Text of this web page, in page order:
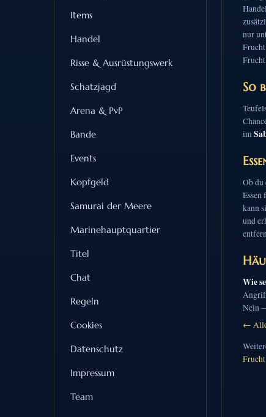
Items
Handel
Risse & Ausrüstungswerk
Schatzjagd
Arena & PvP
Bande
Events
Kopfgeld
Samurai der Meere
Marinehauptquartier
Titel
Chat
Regeln
Cookies
Datenschutz
Impressum
Team
nur
So
im
Ob du
Essen
kann
und
Wie
Nein
← Alle
Frucht